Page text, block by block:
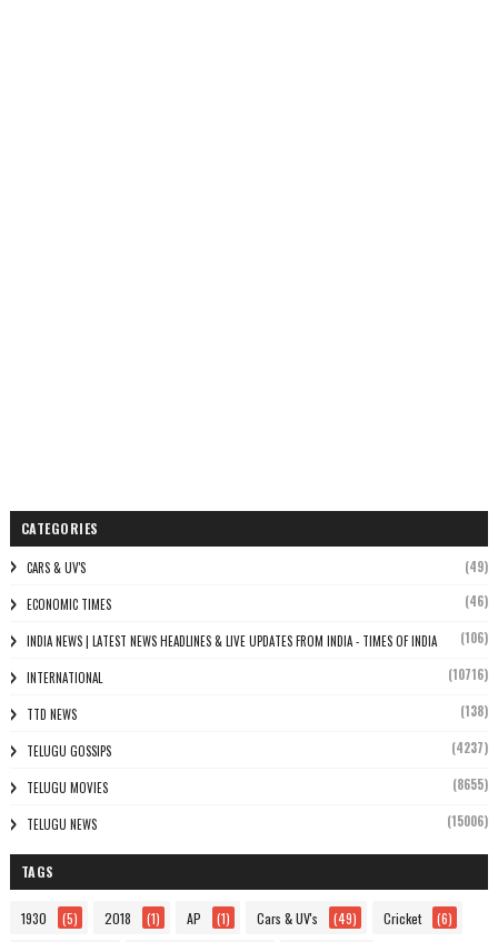
CATEGORIES
CARS & UV'S (49)
ECONOMIC TIMES (46)
INDIA NEWS | LATEST NEWS HEADLINES & LIVE UPDATES FROM INDIA - TIMES OF INDIA (106)
INTERNATIONAL (10716)
TTD NEWS (138)
TELUGU GOSSIPS (4237)
TELUGU MOVIES (8655)
TELUGU NEWS (15006)
TAGS
1930 (5) 2018 (1) AP (1) Cars & UV's (49) Cricket (6)